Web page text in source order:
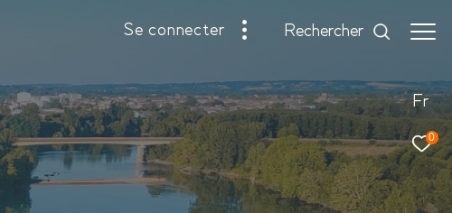
Fr
0
se connecter rechercher